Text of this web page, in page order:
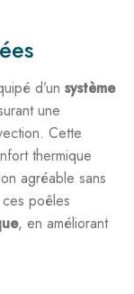
d’un système
une
Cette
thermique
agréable sans
poêles
, en améliorant